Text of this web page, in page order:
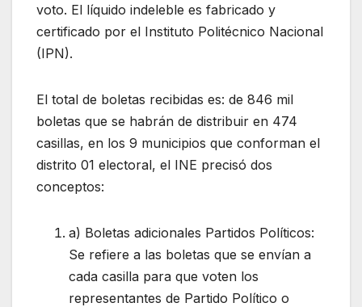
voto. El líquido indeleble es fabricado y
certificado por el Instituto Politécnico Nacional
(IPN).
El total de boletas recibidas es: de 846 mil
boletas que se habrán de distribuir en 474
casillas, en los 9 municipios que conforman el
distrito 01 electoral, el INE precisó dos
conceptos:
a) Boletas adicionales Partidos Políticos:
Se refiere a las boletas que se envían a
cada casilla para que voten los
representantes de Partido Político o